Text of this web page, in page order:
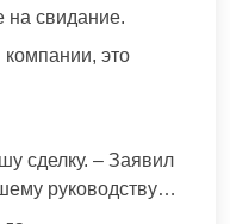
на свидание.
это
сделку. – Заявил
руководству…